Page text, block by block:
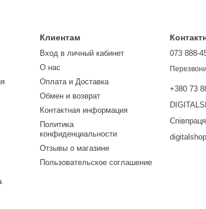
Клиентам
Вход в личный кабинет
О нас
Оплата и Доставка
Обмен и возврат
Контактная информация
Политика
конфиденциальности
Отзывы о магазине
Пользовательское соглашение
073 888-
+380 73
Співпраця